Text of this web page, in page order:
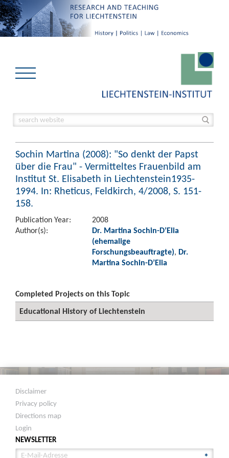
Sochin Martina (2008): "So denkt der Papst
über die Frau" - Vermitteltes Frauenbild am
Institut St. Elisabeth in Liechtenstein1935-
1994. In: Rheticus, Feldkirch, 4/2008, S. 151-
158.
Publication Year:
2008
Author(s):
Dr. Martina Sochin-D’Elia
(ehemalige
Forschungsbeauftragte), Dr.
Martina Sochin-D’Elia
Completed Projects on this Topic
Educational History of Liechtenstein
Disclaimer
Privacy policy
Directions map
Login
NEWSLETTER